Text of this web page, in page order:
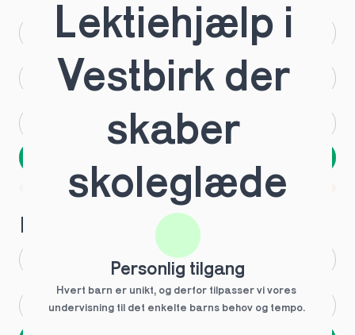
HTX HF
IB EUX
Andet Ved ikke
Spring over
1 ud af 9 for at finde den rette tutor
Hvilken årgang?
2.g Andet
Lektiehjælp i
Vestbirk der
skaber
skoleglæde
Personlig tilgang
Hvert barn er unikt, og derfor tilpasser vi vores
undervisning til det enkelte barns behov og tempo.